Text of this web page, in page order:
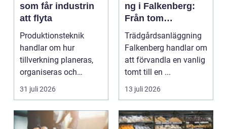
som får industrin
att flyta
Produktionsteknik
handlar om hur
tillverkning planeras,
organiseras och
genomförs i praktiken.
Fokus...
31 juli 2026
ng i Falkenberg:
Från tom
gräsmatta till
genomtänkt helhet
Trädgårdsanläggning
Falkenberg handlar om
att förvandla en vanlig
tomt till en ...
13 juli 2026